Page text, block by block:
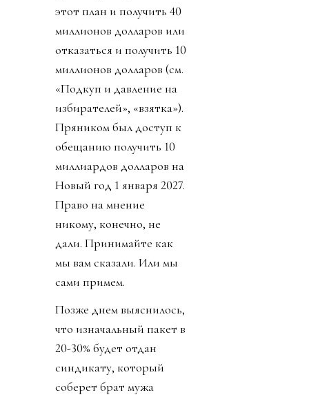
этот план и получить 40
миллионов долларов или
отказаться и получить 10
миллионов долларов (см.
«Подкуп и давление на
избирателей», «взятка»).
Пряником был доступ к
обещанию получить 10
миллиардов долларов на
Новый год 1 января 2027.
Право на мнение
никому, конечно, не
дали. Принимайте как
мы вам сказали. Или мы
сами примем.
Позже днем выяснилось,
что изначальный пакет в
20-30% будет отдан
синдикату, который
соберет брат мужа